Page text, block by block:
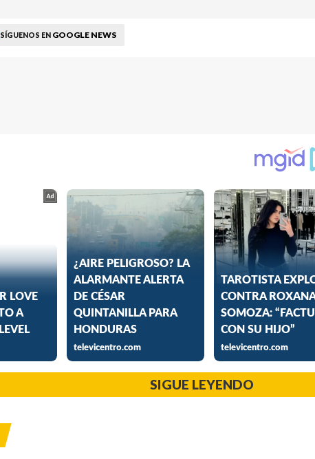
SÍGUENOS EN GOOGLE NEWS
SIGUE LEYENDO